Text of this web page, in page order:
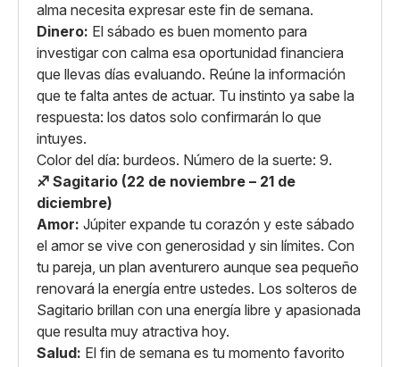
alma necesita expresar este fin de semana.
Dinero: El sábado es buen momento para
investigar con calma esa oportunidad financiera
que llevas días evaluando. Reúne la información
que te falta antes de actuar. Tu instinto ya sabe la
respuesta: los datos solo confirmarán lo que
intuyes.
Color del día: burdeos. Número de la suerte: 9.
♐ Sagitario (22 de noviembre – 21 de
diciembre)
Amor: Júpiter expande tu corazón y este sábado
el amor se vive con generosidad y sin límites. Con
tu pareja, un plan aventurero aunque sea pequeño
renovará la energía entre ustedes. Los solteros de
Sagitario brillan con una energía libre y apasionada
que resulta muy atractiva hoy.
Salud: El fin de semana es tu momento favorito